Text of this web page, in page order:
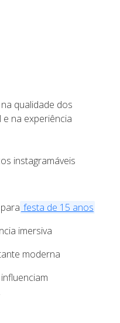
qualidade dos
e na experiência
instagramáveis
festa de 15 anos
imersiva
moderna